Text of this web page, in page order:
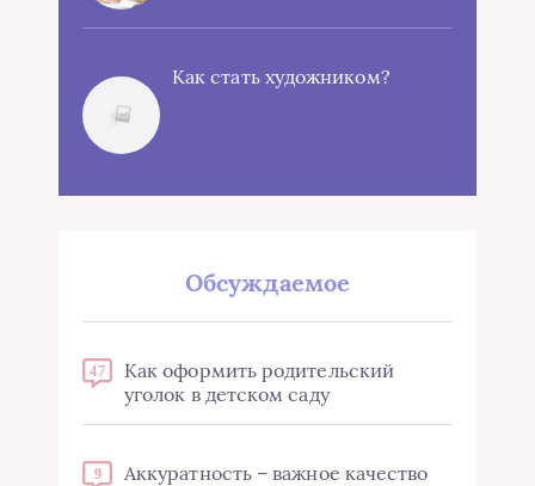
Как стать художником?
Обсуждаемое
47
Как оформить родительский
уголок в детском саду
9 Аккуратность – важное качество